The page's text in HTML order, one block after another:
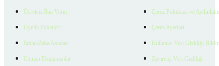
Ücretsiz İlan Verin
Üyelik Paketleri
EmlakZeka Asistan
Uzman Danışmanlar
Çerez Politikası ve
Çerez Ayarları
Kullanıcı Veri Gizliliği
Ziyaretçi Veri Gizliliği